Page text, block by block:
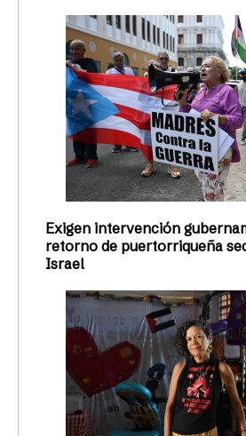
Exigen intervención
retorno de puertorriqueña
Israel